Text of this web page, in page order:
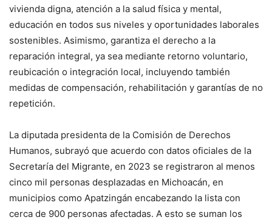
vivienda digna, atención a la salud física y mental,
educación en todos sus niveles y oportunidades laborales
sostenibles. Asimismo, garantiza el derecho a la
reparación integral, ya sea mediante retorno voluntario,
reubicación o integración local, incluyendo también
medidas de compensación, rehabilitación y garantías de no
repetición.
La diputada presidenta de la Comisión de Derechos
Humanos, subrayó que acuerdo con datos oficiales de la
Secretaría del Migrante, en 2023 se registraron al menos
cinco mil personas desplazadas en Michoacán, en
municipios como Apatzingán encabezando la lista con
cerca de 900 personas afectadas. A esto se suman los